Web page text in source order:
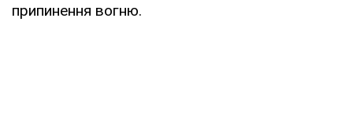
припинення вогню.